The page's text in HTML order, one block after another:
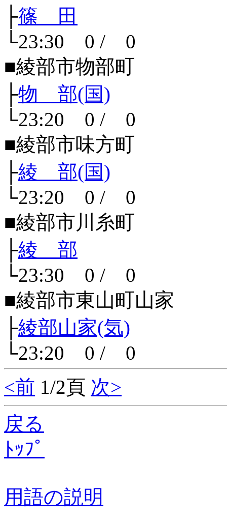
├篠 田
└23:30 0 / 0
■綾部市物部町
├物 部(国)
└23:20 0 / 0
■綾部市味方町
├綾 部(国)
└23:20 0 / 0
■綾部市川糸町
├綾 部
└23:30 0 / 0
■綾部市東山町山家
├綾部山家(気)
└23:20 0 / 0
<前 1/2頁 次>
戻る
ﾄｯﾌﾟ
用語の説明